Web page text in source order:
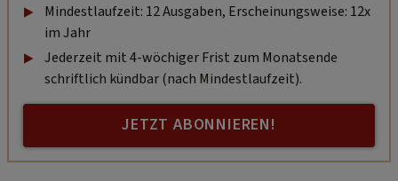
Mindestlaufzeit: 12 Ausgaben, Erscheinungsweise: 12x
im Jahr
Jederzeit mit 4-wöchiger Frist zum Monatsende
schriftlich kündbar (nach Mindestlaufzeit).
JETZT ABONNIEREN!